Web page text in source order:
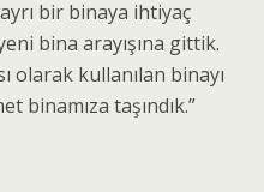
bir binaya ihtiyaç
bina arayışına gittik.
olarak kullanılan binayı
binamıza taşındık.”